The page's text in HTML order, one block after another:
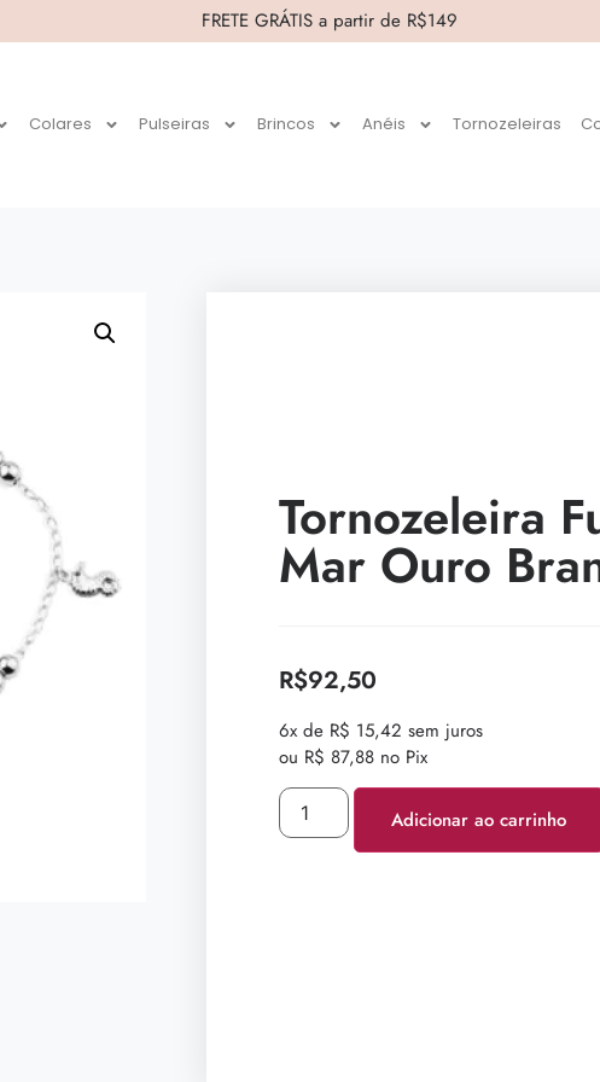
FRETE GRÁTIS a partir de R$149
Colares Pulseiras Brincos Anéis Tornozeleiras
Tornozeleira
Mar Ouro
R$92,50
6x de R$ 15,42 sem juros
ou R$ 87,88 no Pix
Adicionar ao carrinho